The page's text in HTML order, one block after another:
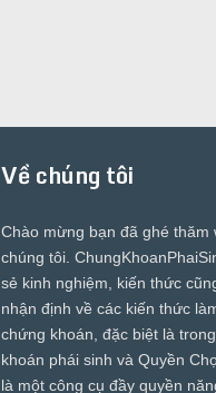
Về chúng tôi
Chào mừng bạn đã ghé thăm
chúng tôi.
sẻ kinh nghiệm, kiến thức
nhận định về các kiến thức
chứng khoán, đặc biệt là
khoán phái sinh và Quyền
là một công cụ đầy quyền